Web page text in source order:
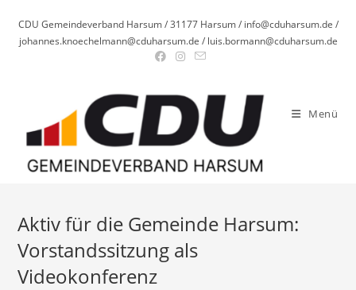
Inhalt
springen
CDU Gemeindeverband Harsum / 31177 Harsum / info@cduharsum.de /
johannes.knoechelmann@cduharsum.de / luis.bormann@cduharsum.de
Menü
Aktiv für die Gemeinde Harsum:
Vorstandssitzung als
Videokonferenz